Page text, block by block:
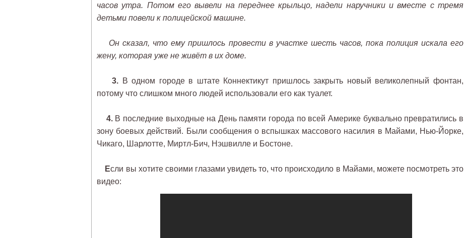
часов утра. Потом его вывели на переднее крыльцо, надели наручники и вместе с тремя
детьми повели к полицейской машине.
Он сказал, что ему пришлось провести в участке шесть часов, пока полиция искала его
жену, которая уже не живёт в их доме.
3. В одном городе в штате Коннектикут пришлось закрыть новый великолепный фонтан,
потому что слишком много людей использовали его как туалет.
4.В последние выходные на День памяти города по всей Америке буквально превратились в
зону боевых действий. Были сообщения о вспышках массового насилия в Майами, Нью-Йорке,
Чикаго, Шарлотте, Миртл-Бич, Нэшвилле и Бостоне.
Если вы хотите своими глазами увидеть то, что происходило в Майами, можете посмотреть это
видео: